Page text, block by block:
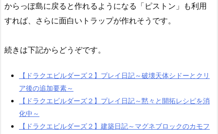
からっぽ島に戻ると作れるようになる「ピストン」も利用
すれば、さらに面白いトラップが作れそうです。
続きは下記からどうぞです。
【ドラクエビルダーズ２】プレイ日記～破壊天体シドーとクリ
ア後の追加要素～
【ドラクエビルダーズ２】プレイ日記～黙々と開拓レシピを消
化中～
【ドラクエビルダーズ２】建築日記～マグネブロックのカモフ